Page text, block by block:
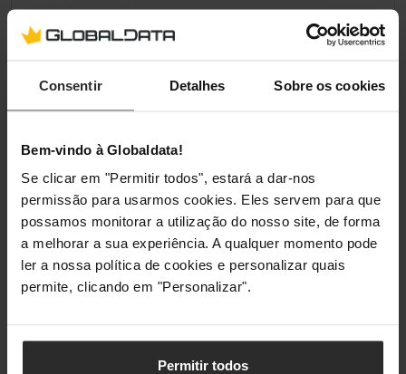
Consentir Detalhes Sobre os cookies
Bem-vindo à Globaldata!
Se clicar em "Permitir todos", estará a dar-nos
permissão para usarmos cookies. Eles servem para que
possamos monitorar a utilização do nosso site, de forma
a melhorar a sua experiência. A qualquer momento pode
ler a nossa política de cookies e personalizar quais
permite, clicando em "Personalizar".
Permitir todos
Fonte de
AC
Consumo de
energia (típico)
72 W
Consumo de
energia (standby)
0,5 W
Voltagem de
saída do
adaptador AC
19 V
Desligar
Sim